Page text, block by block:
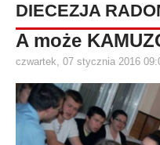
DIECEZJA
A może
czwartek, 07 stycznia 2016